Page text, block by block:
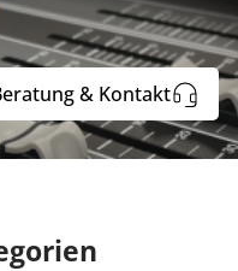
& Kontakt